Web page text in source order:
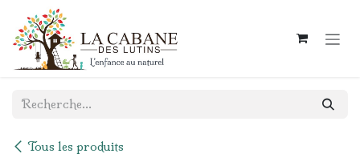
Se rendre au contenu
Tous les produits